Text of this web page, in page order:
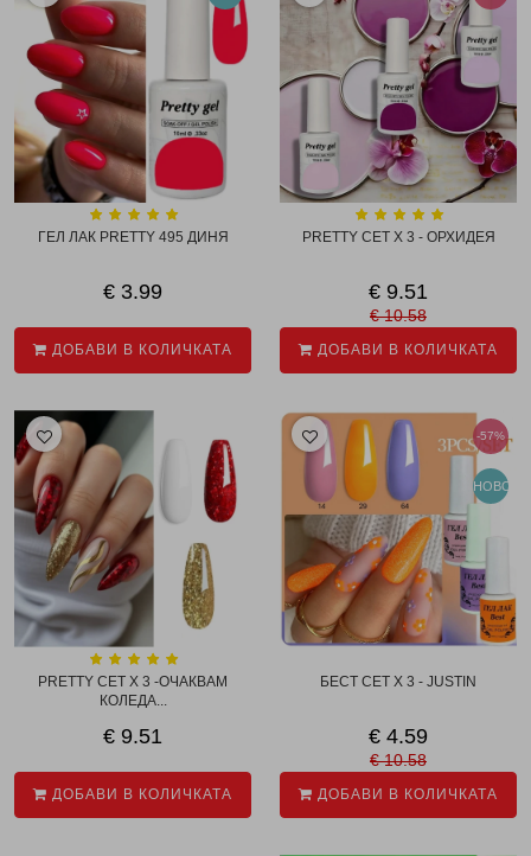
ГЕЛ ЛАК PRETTY 495 ДИНЯ
€ 3.99
ДОБАВИ В КОЛИЧКАТА
PRETTY СЕТ X 3 - ОРХИДЕЯ
€ 9.51
€ 10.58
ДОБАВИ В КОЛИЧКАТА
PRETTY СЕТ X 3 -ОЧАКВАМ
КОЛЕДА...
€ 9.51
ДОБАВИ В КОЛИЧКАТА
-57%
НОВО
БЕСТ СЕТ X 3 - JUSTIN
€ 4.59
€ 10.58
ДОБАВИ В КОЛИЧКАТА